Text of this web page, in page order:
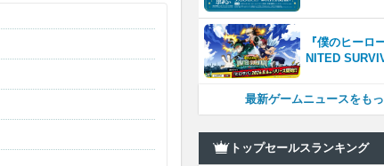
『僕のヒーロ
NITED
録者数100万を
最新ゲームニュースをも
トップセールスランキング